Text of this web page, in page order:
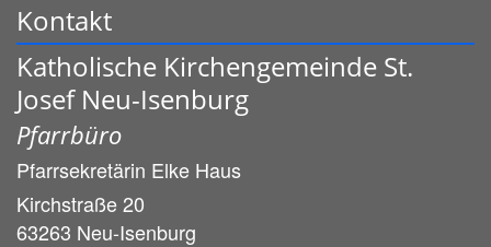
Kontakt
Katholische Kirchengemeinde St.
Josef Neu-Isenburg
Pfarrbüro
Pfarrsekretärin Elke Haus
Kirchstraße 20
63263 Neu-Isenburg